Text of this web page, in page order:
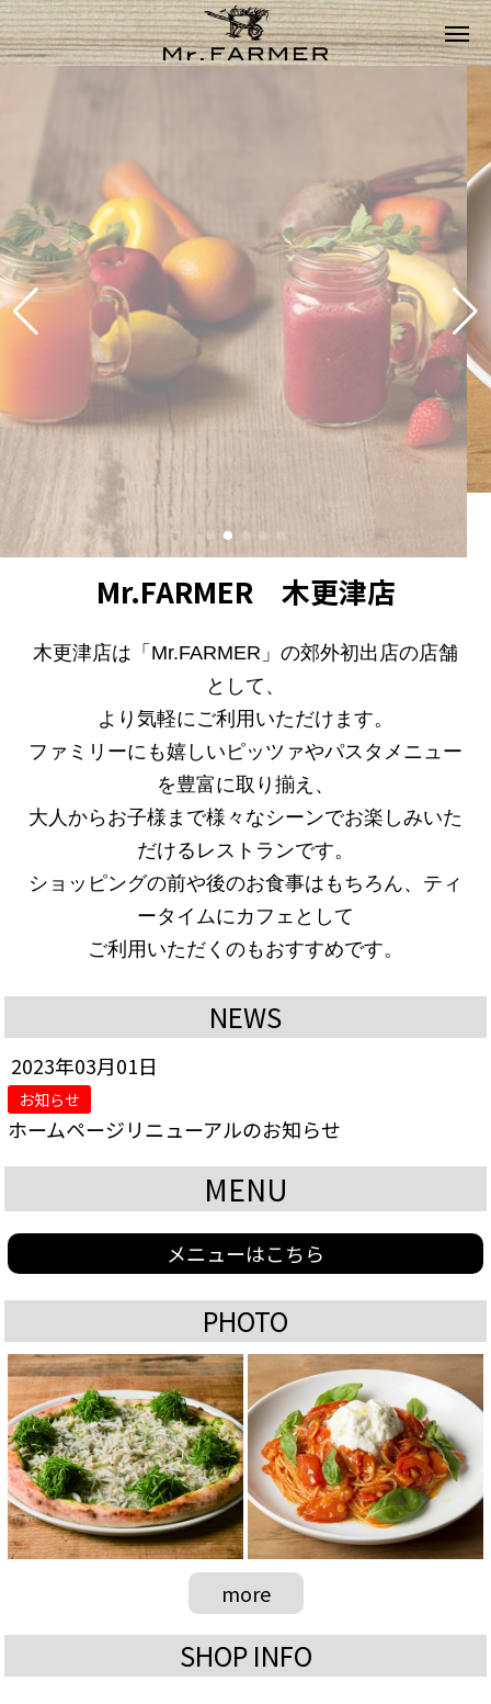
Mr.FARMER 木更津店
木更津店は「Mr.FARMER」の郊外初出店の店舗
として、
より気軽にご利用いただけます。
ファミリーにも嬉しいピッツァやパスタメニュー
を豊富に取り揃え 、
大人からお子様まで様々なシーンでお楽しみいた
だけるレストランです。
ショッピングの前や後のお食事はもちろん、 ティ
ータイムにカフェとして
ご利用いただくのもおすすめです。
NEWS
2023年03月01日
お知らせ
ホームページリニューアルのお知らせ
MENU
メニューはこちら
PHOTO
more
SHOP INFO